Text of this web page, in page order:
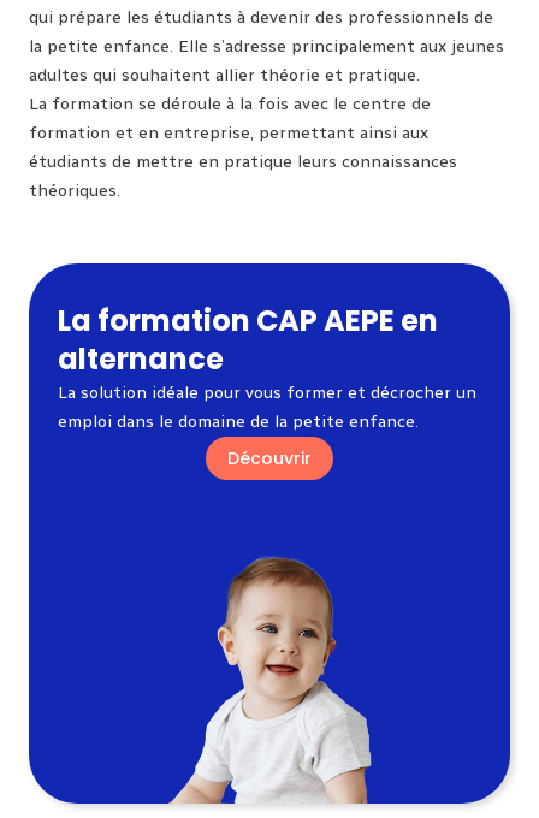
qui prépare les étudiants à devenir des professionnels de
la petite enfance. Elle s’adresse principalement aux jeunes
adultes qui souhaitent allier théorie et pratique.
La formation se déroule à la fois avec le centre de
formation et en entreprise, permettant ainsi aux
étudiants de mettre en pratique leurs connaissances
théoriques.
La formation CAP AEPE en
alternance
La solution idéale pour vous former et décrocher un
emploi dans le domaine de la petite enfance.
Découvrir